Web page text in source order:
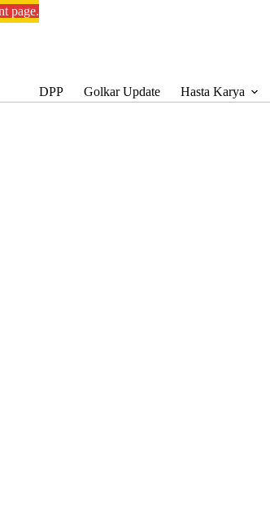
page.
DPP
Golkar Update Hasta Karya